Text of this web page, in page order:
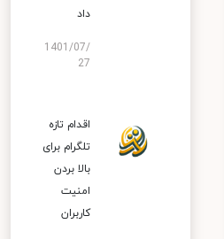
داد
1401/07/
27
اقدام تازه
تلگرام برای
بالا بردن
امنیت
کاربران